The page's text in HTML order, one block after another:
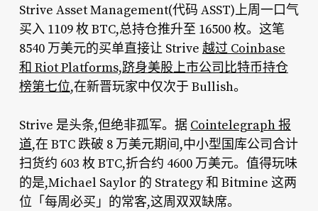
Strive Asset Management(代码 ASST)上周一口气
买入 1109 枚 BTC,总持仓推升至 16500 枚。这笔
8540 万美元的买单直接让 Strive 越过 Coinbase
和 Riot Platforms,跻身美股上市公司比特币持仓
榜第七位,在新晋玩家中仅次于 Bullish。
Strive 是头条,但绝非孤军。据 Cointelegraph 报
道,在 BTC 跌破 8 万美元期间,中小型国库公司合计
扫货约 603 枚 BTC,折合约 4600 万美元。值得玩味
的是,Michael Saylor 的 Strategy 和 Bitmine 这两
位「每周必买」的常客,这周双双缺席。